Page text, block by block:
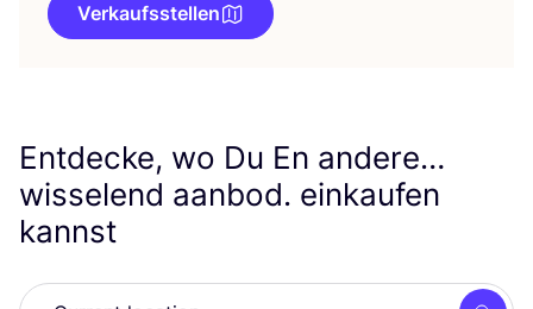
Verkaufsstellen
Entdecke, wo Du En andere…
wisselend aanbod. einkaufen
kannst